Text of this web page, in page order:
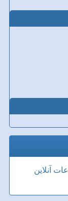
آنلاین